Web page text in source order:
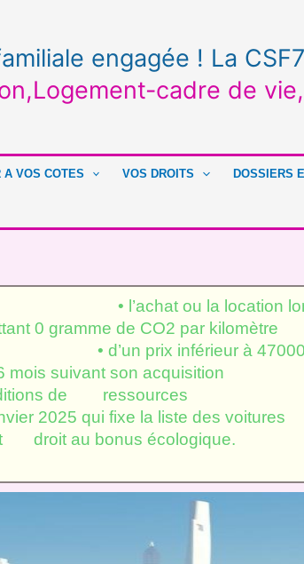
engagée ! La
cadre de
A VOS COTES VOS DROITS DOSSIERS
l’achat ou la location
0 gramme de CO2 par
• d’un prix inférieur
suivant son acquisition
•des conditions de
fixe la liste des voitures
droit au bonus écologique.